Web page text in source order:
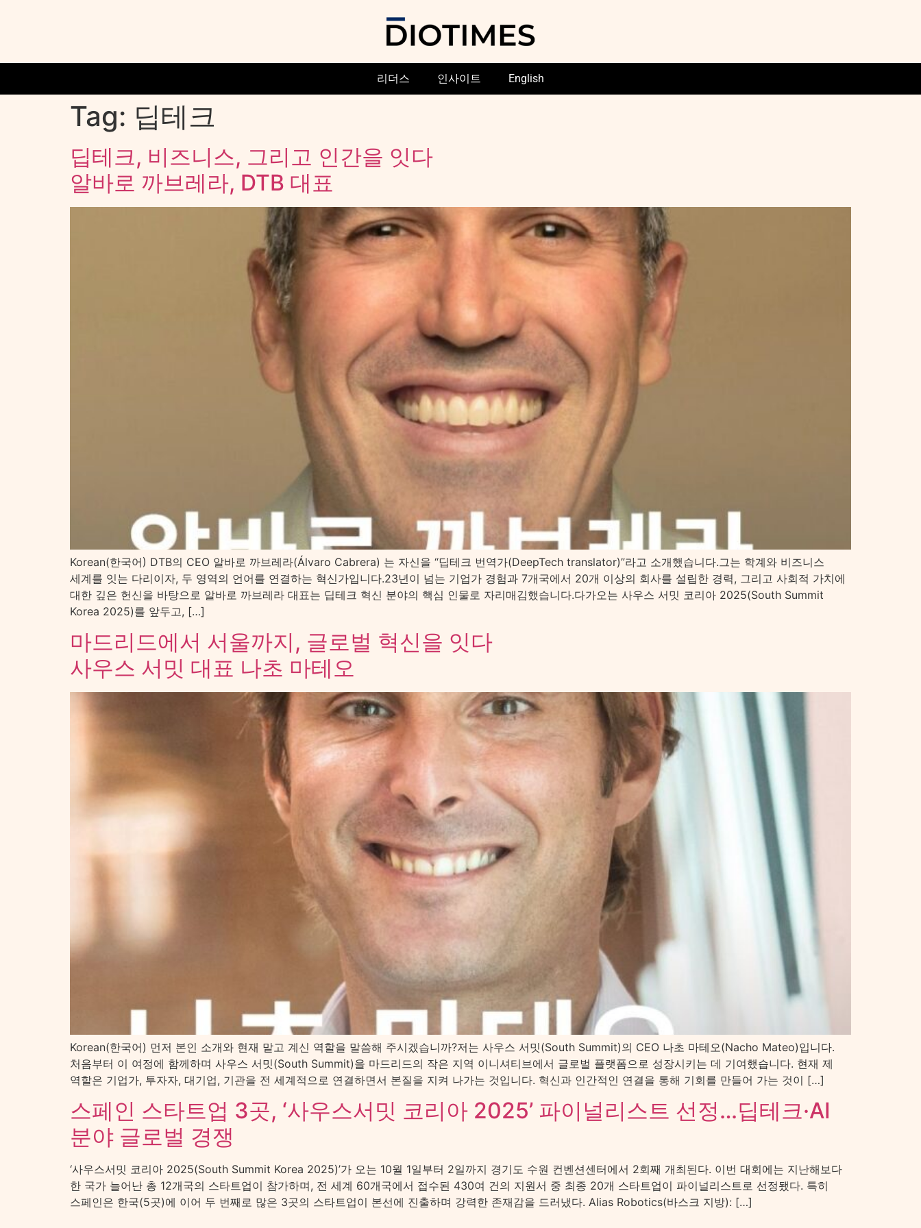
리더스 인사이트 English
Tag: 딥테크
딥테크, 비즈니스, 그리고 인간을 잇다
알바로 까브레라, DTB 대표
Korean(한국어) DTB의 CEO 알바로 까브레라(Álvaro Cabrera) 는 자신을 “딥테크 번역가(DeepTech translator)”라고 소개했습니다.그는 학계와 비즈니스
세계를 잇는 다리이자, 두 영역의 언어를 연결하는 혁신가입니다.23년이 넘는 기업가 경험과 7개국에서 20개 이상의 회사를 설립한 경력, 그리고 사회적 가치에
대한 깊은 헌신을 바탕으로 알바로 까브레라 대표는 딥테크 혁신 분야의 핵심 인물로 자리매김했습니다.다가오는 사우스 서밋 코리아 2025(South Summit
Korea 2025)를 앞두고, […]
마드리드에서 서울까지, 글로벌 혁신을 잇다
사우스 서밋 대표 나초 마테오
Korean(한국어) 먼저 본인 소개와 현재 맡고 계신 역할을 말씀해 주시겠습니까?저는 사우스 서밋(South Summit)의 CEO 나초 마테오(Nacho Mateo)입니다.
처음부터 이 여정에 함께하며 사우스 서밋(South Summit)을 마드리드의 작은 지역 이니셔티브에서 글로벌 플랫폼으로 성장시키는 데 기여했습니다. 현재 제
역할은 기업가, 투자자, 대기업, 기관을 전 세계적으로 연결하면서 본질을 지켜 나가는 것입니다. 혁신과 인간적인 연결을 통해 기회를 만들어 가는 것이 […]
스페인 스타트업 3곳, ‘사우스서밋 코리아 2025’ 파이널리스트 선정…딥테크·AI
분야 글로벌 경쟁
‘사우스서밋 코리아 2025(South Summit Korea 2025)’가 오는 10월 1일부터 2일까지 경기도 수원 컨벤션센터에서 2회째 개최된다. 이번 대회에는 지난해보다
한 국가 늘어난 총 12개국의 스타트업이 참가하며, 전 세계 60개국에서 접수된 430여 건의 지원서 중 최종 20개 스타트업이 파이널리스트로 선정됐다. 특히
스페인은 한국(5곳)에 이어 두 번째로 많은 3곳의 스타트업이 본선에 진출하며 강력한 존재감을 드러냈다. Alias Robotics(바스크 지방): […]